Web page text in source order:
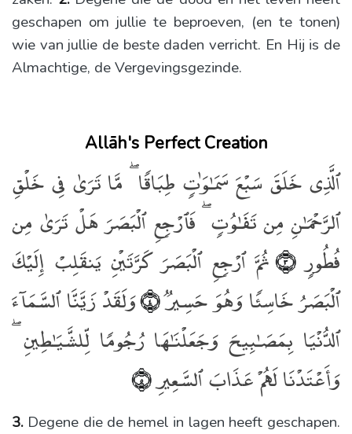
geschapen om jullie te beproeven, (en te tonen)
wie van jullie de beste daden verricht. En Hij is de
Almachtige, de Vergevingsgezinde.
Allāh's Perfect Creation
3. Degene die de hemel in lagen heeft geschapen.
ٱلَّذِى خَلَقَ سَبْعَ سَمَـٰوَٰتٍۢ طِبَاقًۭا ۖ مَّا تَرَىٰ فِى خَلْقِ
ٱلرَّحْمَـٰنِ مِن تَفَـٰوُتٍۢ ۖ فَٱرْجِعِ ٱلْبَصَرَ هَلْ تَرَىٰ مِن
فُطُورٍۢ﴿٣﴾
ثُمَّ ٱرْجِعِ ٱلْبَصَرَ كَرَّتَيْنِ يَنقَلِبْ إِلَيْكَ
ٱلْبَصَرُ خَاسِئًۭا وَهُوَ حَسِيرٌۭ﴿٤﴾ وَلَقَدْ زَيَّنَّا ٱلسَّمَآءَ
ٱلدُّنْيَا بِمَصَـٰبِيحَ وَجَعَلْنَـٰهَا رُجُومًۭا لِّلشَّيَـٰطِينِ ۖ
وَأَعْتَدْنَا لَهُمْ عَذَابَ ٱلسَّعِيرِ﴿٥﴾